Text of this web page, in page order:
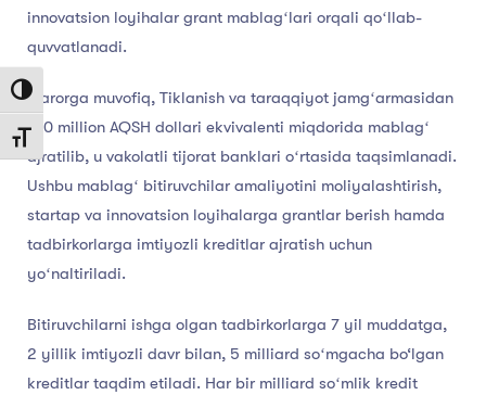
Toggle High Contrast
Toggle Font size
innovatsion loyihalar grant mablagʻlari orqali qoʻllab-
quvvatlanadi.
Qarorga muvofiq, Tiklanish va taraqqiyot jamgʻarmasidan
100 million AQSH dollari ekvivalenti miqdorida mablagʻ
ajratilib, u vakolatli tijorat banklari oʻrtasida taqsimlanadi.
Ushbu mablagʻ bitiruvchilar amaliyotini moliyalashtirish,
startap va innovatsion loyihalarga grantlar berish hamda
tadbirkorlarga imtiyozli kreditlar ajratish uchun
yoʻnaltiriladi.
Bitiruvchilarni ishga olgan tadbirkorlarga 7 yil muddatga,
2 yillik imtiyozli davr bilan, 5 milliard soʻmgacha bo‘lgan
kreditlar taqdim etiladi. Har bir milliard soʻmlik kredit